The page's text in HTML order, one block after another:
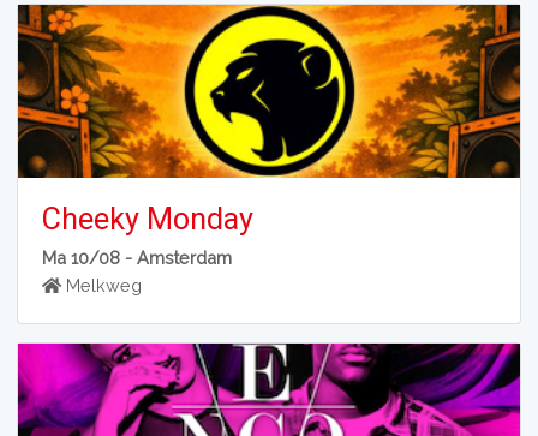
Cheeky Monday
Ma 10/08 -Amsterdam
Melkweg